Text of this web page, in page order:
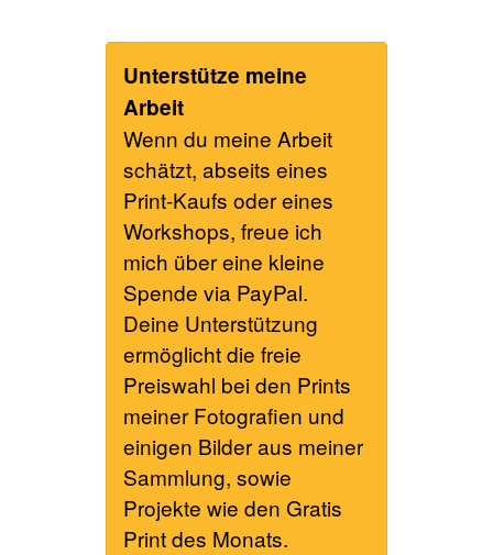
Unterstütze meine
Arbeit
Wenn du meine Arbeit
schätzt, abseits eines
Print-Kaufs oder eines
Workshops, freue ich
mich über eine kleine
Spende via PayPal.
Deine Unterstützung
ermöglicht die freie
Preiswahl bei den Prints
meiner Fotografien und
einigen Bilder aus meiner
Sammlung, sowie
Projekte wie den Gratis
Print des Monats.